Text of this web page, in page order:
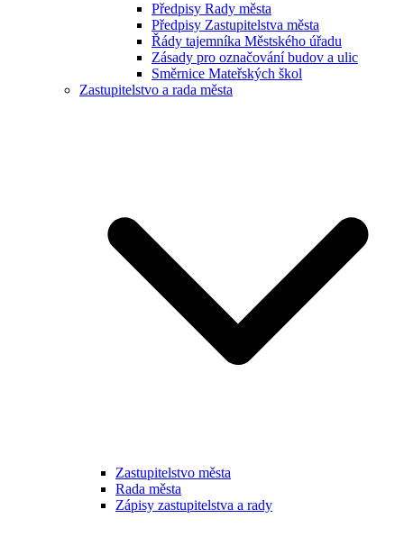
Předpisy Rady města
Předpisy Zastupitelstva města
Řády tajemníka Městského úřadu
Zásady pro označování budov a ulic
Směrnice Mateřských škol
Zastupitelstvo a rada města
Zastupitelstvo města
Rada města
Zápisy zastupitelstva a rady